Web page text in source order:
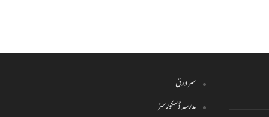
سرورق
مدرسہ ڈسکورسز